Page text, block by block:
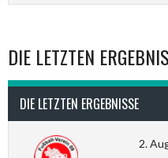
DIE LETZTEN
DIE LETZTEN ERGEBNISSE
2.